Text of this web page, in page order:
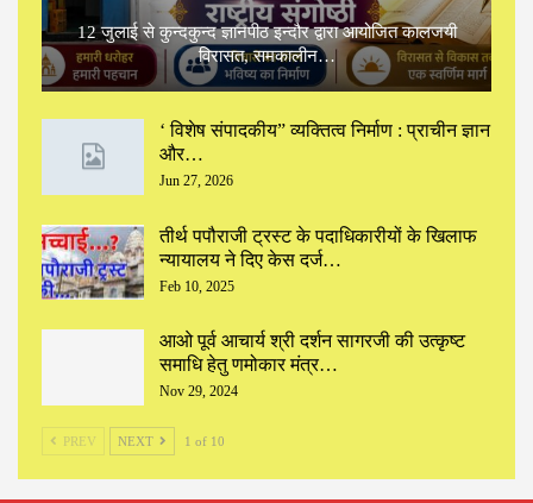
12 जुलाई से कुन्दकुन्द ज्ञानपीठ इन्दौर द्वारा आयोजित कालजयी
विरासत, समकालीन…
‘ विशेष संपादकीय” ‌व्यक्तित्व निर्माण : प्राचीन ज्ञान
और…
Jun 27, 2026
तीर्थ पपौराजी ट्रस्ट के पदाधिकारीयों के खिलाफ
न्यायालय ने दिए केस दर्ज…
Feb 10, 2025
आओ पूर्व आचार्य श्री दर्शन सागरजी की उत्कृष्ट
समाधि हेतु णमोकार मंत्र…
Nov 29, 2024
PREV NEXT 1 of 10